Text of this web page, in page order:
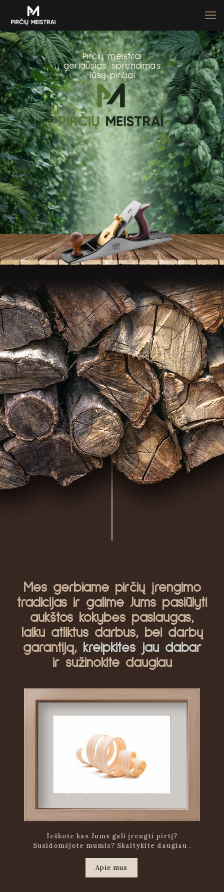
Pirčių meistrai
geriausias sprendimas
Jūsų pirčiai
Mes gerbiame pirčių įrengimo
tradicijas ir galime Jums pasiūlyti
aukštos kokybės paslaugas,
laiku atliktus darbus, bei darbų
garantiją, kreipkitės jau dabar
ir sužinokite daugiau
Ieškote kas Jums gali įrengti pirtį?
Susidomėjote mumis? Skaitykite daugiau .
.
Apie mus